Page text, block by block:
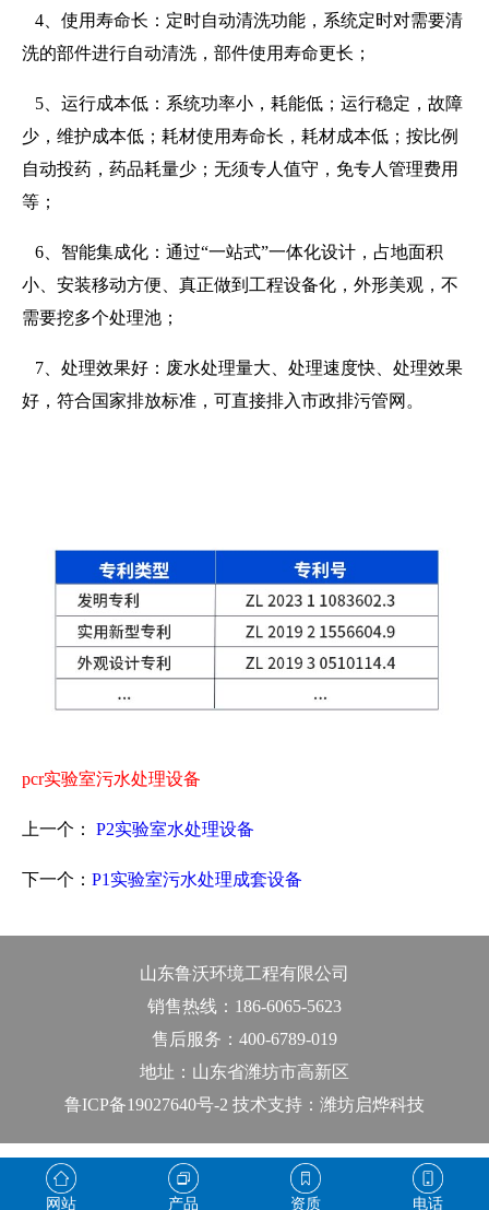
4 、使用寿命长：定时自动清洗功能，系统定时对需要清
洗的部件进行自动清洗，部件使用寿命更长；
5 、运行成本低：系统功率小，耗能低；运行稳定，故障
少，维护成本低；耗材使用寿命长，耗材成本低；按比例
自动投药，药品耗量少；无须专人值守，免专人管理费用
等；
6 、智能集成化：通过“一站式”一体化设计，占地面积
小、安装移动方便、真正做到工程设备化，外形美观，不
需要挖多个处理池；
7 、处理效果好：废水处理量大、处理速度快、处理效果
好，符合国家排放标准，可直接排入市政排污管网。
pcr实验室污水处理设备
上一个： P2实验室水处理设备
下一个： P1实验室污水处理成套设备
山东鲁沃环境工程有限公司
销售热线：186-6065-5623
售后服务：400-6789-019
地址：山东省潍坊市高新区
鲁ICP备19027640号-2 技术支持：潍坊启烨科技
网站 产品 资质 电话